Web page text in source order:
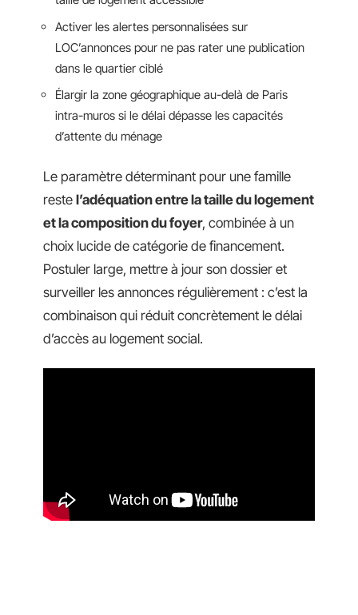
Activer les alertes personnalisées sur
LOC’annonces pour ne pas rater une publication
dans le quartier ciblé
Élargir la zone géographique au-delà de Paris
intra-muros si le délai dépasse les capacités
d’attente du ménage
Le paramètre déterminant pour une famille
reste l’adéquation entre la taille du logement
et la composition du foyer, combinée à un
choix lucide de catégorie de financement.
Postuler large, mettre à jour son dossier et
surveiller les annonces régulièrement : c’est la
combinaison qui réduit concrètement le délai
d’accès au logement social.